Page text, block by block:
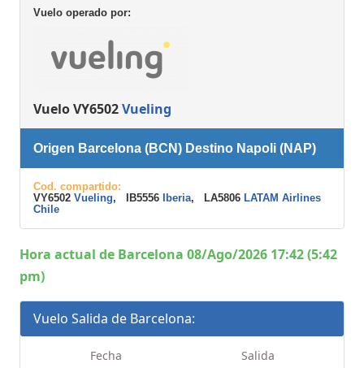
Vuelo operado por:
Vuelo VY6502Vueling
Origen Barcelona (BCN) Destino Napoli (NAP)
Cod. compartido:
VY6502 Vueling, IB5556 Iberia, LA5806 LATAM Airlines
Chile
Hora actual de Barcelona 08/Ago/2026 17:42 (5:42
pm)
Vuelo Salida de Barcelona:
Fecha Salida